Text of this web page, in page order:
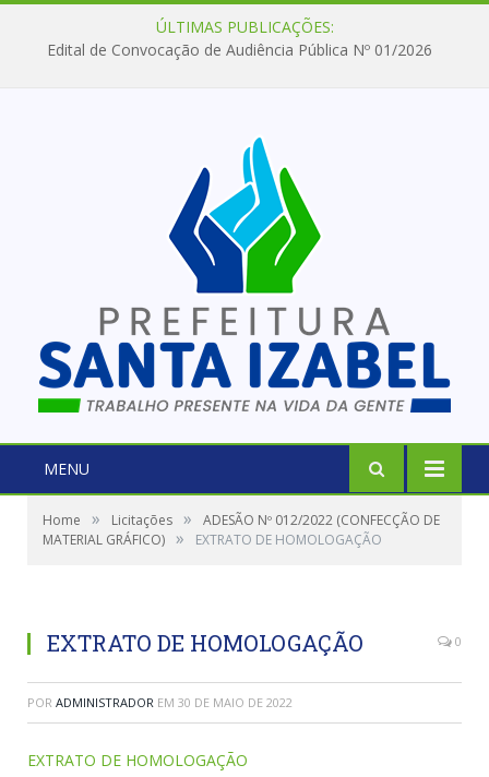
ÚLTIMAS PUBLICAÇÕES:
Edital de Convocação de Audiência Pública Nº 01/2026
MENU
Home » Licitações »
ADESÃO Nº 012/2022 (CONFECÇÃO DE
MATERIAL GRÁFICO) » EXTRATO DE HOMOLOGAÇÃO
EXTRATO DE HOMOLOGAÇÃO 0
POR ADMINISTRADOR EM 30 DE MAIO DE 2022
EXTRATO DE HOMOLOGAÇÃO